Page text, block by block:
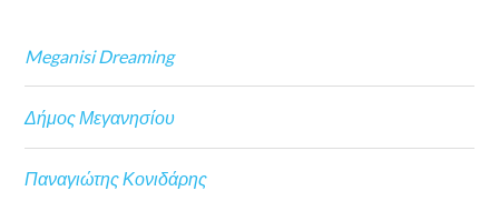
Meganisi Dreaming
Δήμος Μεγανησίου
Παναγιώτης Κονιδάρης